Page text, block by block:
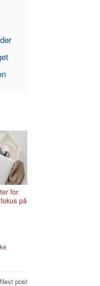
for
på
Next post